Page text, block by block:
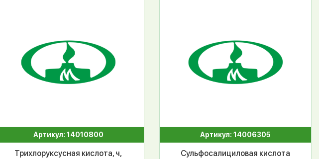
Артикул: 14010800
Трихлоруксусная кислота, ч,
Артикул: 14006305
Сульфосалициловая кислота